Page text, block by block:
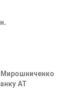
Мирошниченко
АТ